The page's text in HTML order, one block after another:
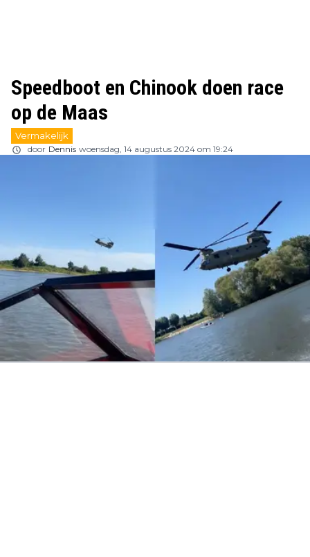
Speedboot en Chinook doen race
op de Maas
Vermakelijk
door Dennis woensdag, 14 augustus 2024 om 19:24